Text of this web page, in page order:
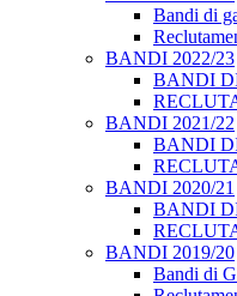
Bandi di
BANDI 2022/23
BANDI
BANDI 2021/22
BANDI
BANDI 2020/21
BANDI
BANDI 2019/20
Bandi di